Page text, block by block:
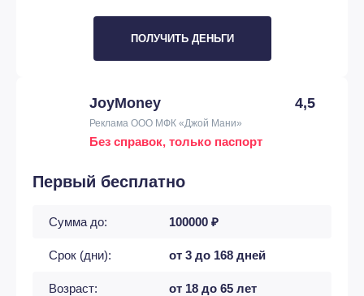
ПОЛУЧИТЬ ДЕНЬГИ
JoyMoney 4,5
Реклама ООО МФК «Джой Мани»
Без справок, только паспорт
Первый бесплатно
Сумма до: 100000 ₽
Срок (дни): от 3 до 168 дней
Возраст: от 18 до 65 лет